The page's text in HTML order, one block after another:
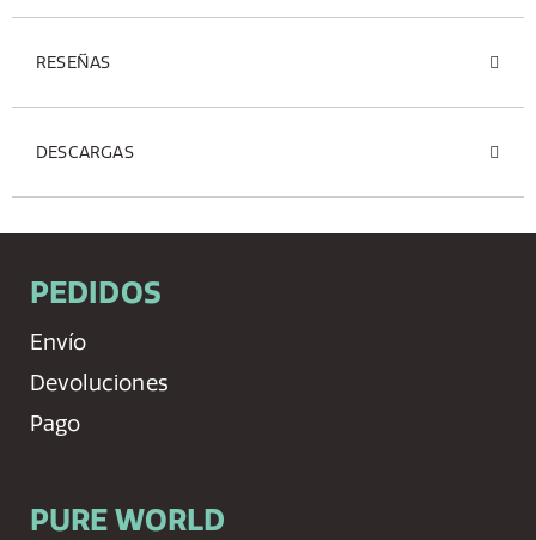
RESEÑAS
DESCARGAS
PEDIDOS
Envío
Devoluciones
Pago
PURE WORLD